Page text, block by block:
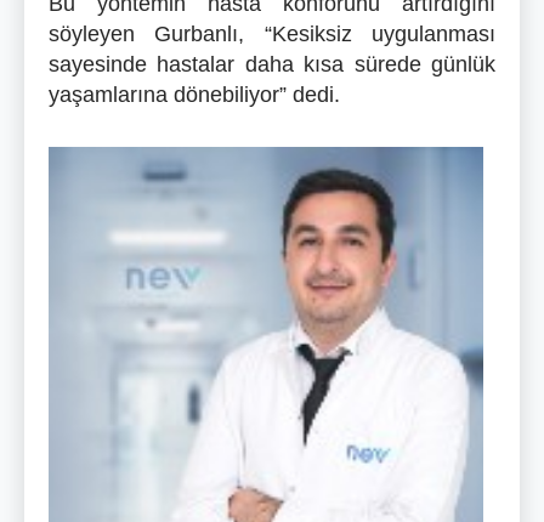
söyleyen Gurbanlı, “Kesiksiz uygulanması
sayesinde hastalar daha kısa sürede günlük
yaşamlarına dönebiliyor” dedi.